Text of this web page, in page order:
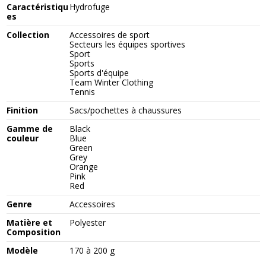
Caractéristiqu
es
Hydrofuge
Collection
Accessoires de sport
Secteurs les équipes sportives
Sport
Sports
Sports d'équipe
Team Winter Clothing
Tennis
Finition
Sacs/pochettes à chaussures
Gamme de
couleur
Black
Blue
Green
Grey
Orange
Pink
Red
Genre
Accessoires
Matière et
Composition
Polyester
Modèle 170 à 200 g